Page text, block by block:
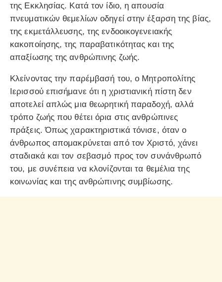
της Εκκλησίας. Κατά τον ίδιο, η απουσία
πνευματικών θεμελίων οδηγεί στην έξαρση της βίας,
της εκμετάλλευσης, της ενδοοικογενειακής
κακοποίησης, της παραβατικότητας και της
απαξίωσης της ανθρώπινης ζωής.
Κλείνοντας την παρέμβασή του, ο Μητροπολίτης
Ιερισσού επισήμανε ότι η χριστιανική πίστη δεν
αποτελεί απλώς μια θεωρητική παραδοχή, αλλά
τρόπο ζωής που θέτει όρια στις ανθρώπινες
πράξεις. Όπως χαρακτηριστικά τόνισε, όταν ο
άνθρωπος απομακρύνεται από τον Χριστό, χάνει
σταδιακά και τον σεβασμό προς τον συνάνθρωπό
του, με συνέπεια να κλονίζονται τα θεμέλια της
κοινωνίας και της ανθρώπινης συμβίωσης.